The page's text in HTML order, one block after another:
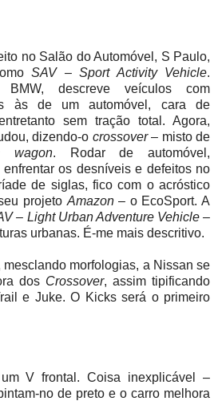
no Salão do Automóvel, S Paulo,
SAV – Sport Activity Vehicle.
descreve veículos com
às de um automóvel, cara de
sem tração total. Agora,
dizendo-o crossover– misto de
wagon. Rodar de automóvel,
os desníveis e defeitos no
de siglas, fico com o acróstico
projeto Amazon– o EcoSport. A
– Light Urban Adventure Vehicle –
urbanas. É-me mais descritivo.
mesclando morfologias, a Nissan se
dos Crossover, assim tipificando
e Juke. O Kicks será o primeiro
V frontal. Coisa inexplicável –
no de preto e o carro melhora